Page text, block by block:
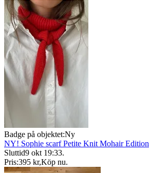
Badge på objektet:Ny
NY! Sophie scarf Petite Knit Mohair Edition
Sluttid9 okt 19:33.
Pris:395 kr,Köp nu.